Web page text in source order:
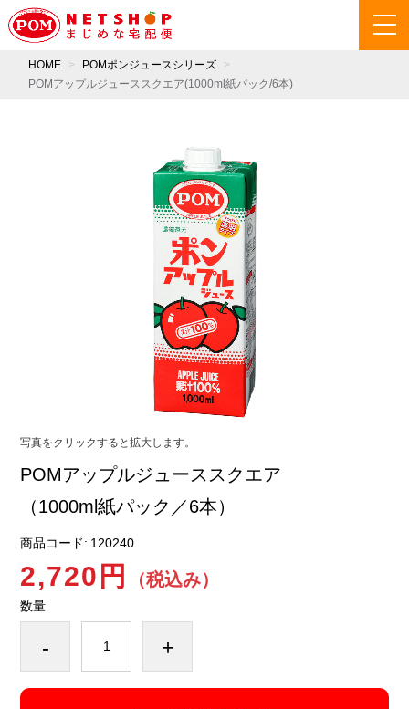
HOME
POMポンジュースシリーズ
POMアップルジューススクエア(1000ml紙パック/6本)
写真をクリックすると拡大します。
POMアップルジューススクエア
（1000ml紙パック／6本）
商品コード: 120240
2,720円 （税込み）
数量
- +